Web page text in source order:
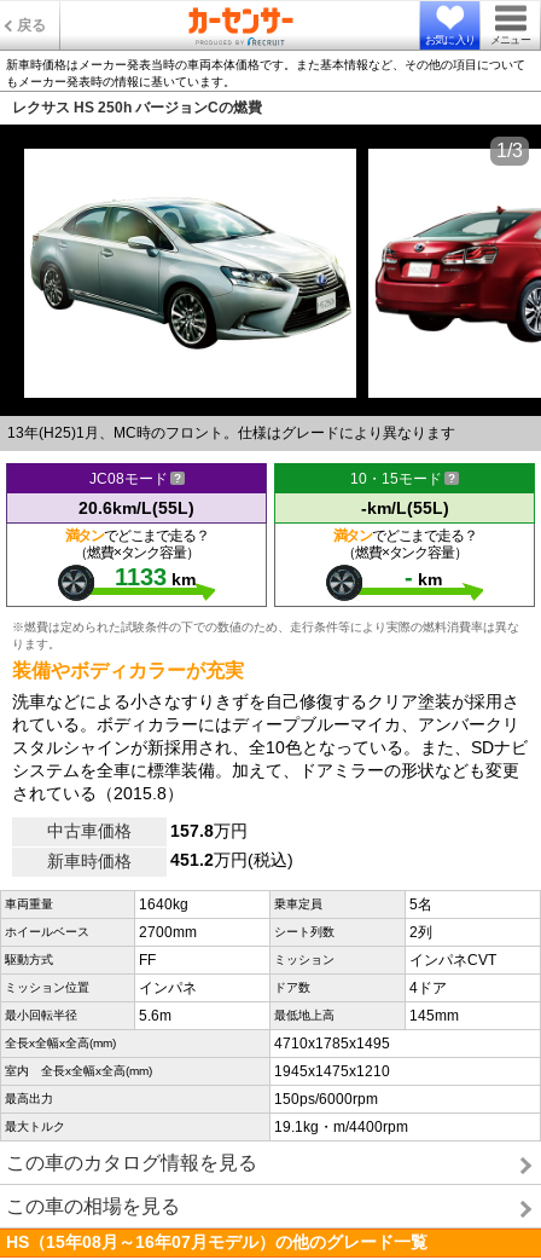
戻る
お気に入り メニュー
新車時価格はメーカー発表当時の車両本体価格です。また基本情報など、その他の項目について
もメーカー発表時の情報に基いています。
レクサス HS 250h バージョンCの燃費
13年(H25)1月、MC時のフロント。仕様はグレードにより異なります
1/3
JC08モード
20.6km/L(55L)
満タンでどこまで走る？
（燃費×タンク容量）
1133 km
10・15モード
-km/L(55L)
満タンでどこまで走る？
（燃費×タンク容量）
- km
※燃費は定められた試験条件の下での数値のため、走行条件等により実際の燃料消費率は異な
ります。
装備やボディカラーが充実
洗車などによる小さなすりきずを自己修復するクリア塗装が採用さ
れている。ボディカラーにはディープブルーマイカ、アンバークリ
スタルシャインが新採用され、全10色となっている。また、SDナビ
システムを全車に標準装備。加えて、ドアミラーの形状なども変更
されている（2015.8）
中古車価格
157.8万円
新車時価格
451.2万円(税込)
車両重量 1640kg 乗車定員 5名
ホイールベース 2700mm シート列数 2列
駆動方式 FF ミッション インパネCVT
ミッション位置 インパネ ドア数 4ドア
最小回転半径 5.6m 最低地上高 145mm
全長x全幅x全高(mm) 4710x1785x1495
室内 全長x全幅x全高(mm) 1945x1475x1210
最高出力 150ps/6000rpm
最大トルク 19.1kg・m/4400rpm
この車のカタログ情報を見る
この車の相場を見る
HS（15年08月～16年07月モデル）の他のグレード一覧